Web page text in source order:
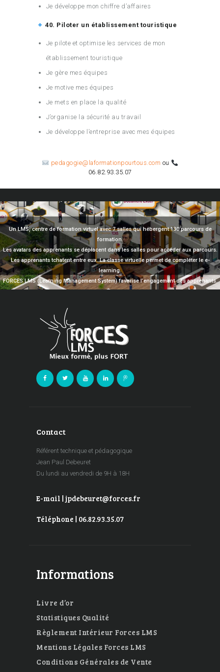
Je développe mon chiffre d’affaires
40. Piloter un établissement touristique
Je pilote et optimise les services de mon
établissement touristique
Je gère mes équipes
Je motive mes équipes
Je mets en place la qualité
J’organise la sécurité au travail
Je développe l’entreprise avec mes équipes
pedagogie@laformationpourtous.com ou
06.82.93.35.07
Un LMS, centre de formation virtuel avec 7 salles qui hébergent 130 parcours de
formation.
Les avatars des apprenants se déplacent dans les salles pour accéder aux parcours.
Les apprenants tchatent entre eux. La classe virtuelle permet de compléter le e-
learning.
FORCES LMS (Learning Management System) favorise l’engagement des apprenants.
Contact
Référent technique et pédagogique
Jean Paul Debeuret
Du lundi au vendredi de 9H à 18H
E-mail | jpdebeuret@forces.fr
Téléphone | 06.82.93.35.07
Informations
Livre d’or
Statistiques Qualité
Règlement Intérieur Forces LMS
Mentions Légales Forces LMS
Conditions Générales de Vente